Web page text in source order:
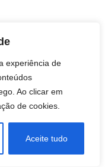
experiência de
Ao clicar em
de cookies.
Aceite tudo